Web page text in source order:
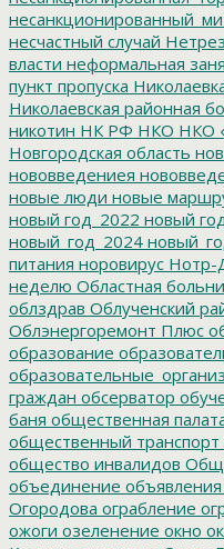
несчастный случай
власти неформальная
пункт пропуска
Николаевская районная
никотин НК РФ НКО НКО
Новгородская область
нововведениея
новые люди новые
новый год_2022 новый
новый_год_2024
питания норовирус Нотр-
неделю Областная
облздрав Облученский
Облэнергоремонт Плюс
образование
граждан обсерватор
баня общественная
общественный транспорт
общество инвалидов
объединение объявления
Огородова ограбление
ожоги озеленение окно